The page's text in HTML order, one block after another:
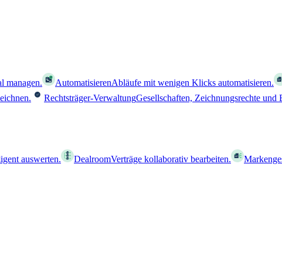
managen. AutomatisierenAbläufe mit wenigen Klicks automatisieren.
Rechtsträger-VerwaltungGesellschaften, Zeichnungsrechte und
auswerten. DealroomVerträge kollaborativ bearbeiten.